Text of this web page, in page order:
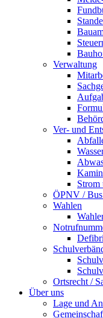
Verwaltung
Ver- und
Strom
ÖPNV /
Wahlen
Ortsrecht /
Über uns
Lage und